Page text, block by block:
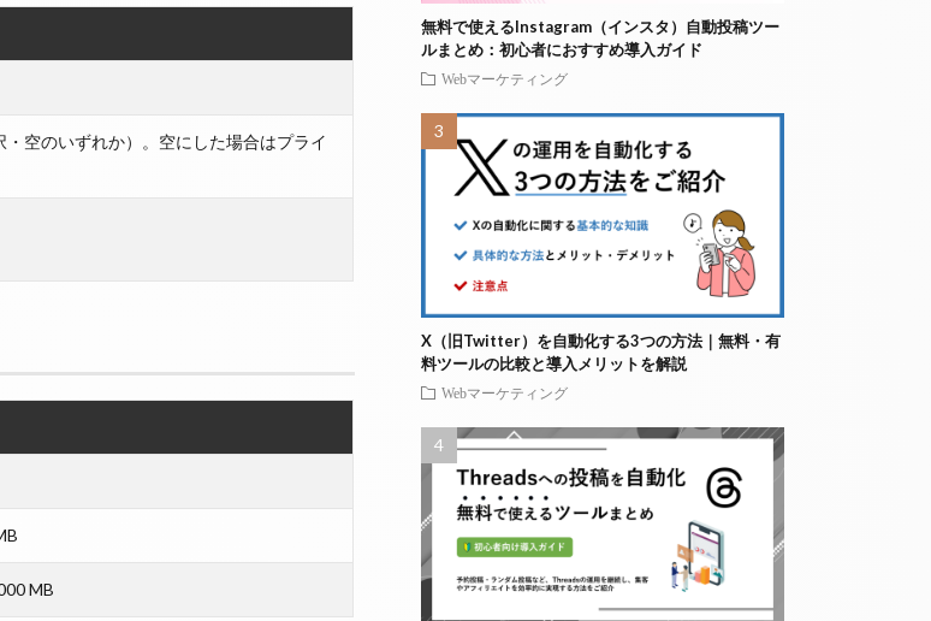
空のいずれか）。空にした場合はプライ
MB
無料で使えるInstagram（インスタ）自動投稿ツー
ルまとめ：初心者におすすめ導入ガイド
Webマーケティング
X（旧Twitter）を自動化する3つの方法｜無料・有
料ツールの比較と導入メリットを解説
Webマーケティング